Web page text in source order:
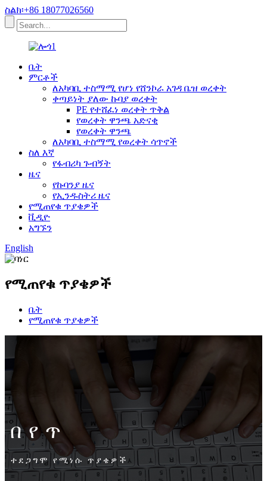
ስልክ፡+86 18077026560
ቤት
ምርቶች
ለአካባቢ ተስማሚ የሆነ የሸንኮራ አገዳ ቤዝ ወረቀት
ቀጣይነት ያለው ኩባያ ወረቀት
PE የተሸፈነ ወረቀት ጥቅል
የወረቀት ዋንጫ አድናቂ
የወረቀት ዋንጫ
ለአካባቢ ተስማሚ የወረቀት ሳጥኖች
ስለ እኛ
የፋብሪካ ጉብኝት
ዜና
የኩባንያ ዜና
የኢንዱስትሪ ዜና
የሚጠየቁ ጥያቄዎች
ቪዲዮ
አግኙን
English
የሚጠየቁ ጥያቄዎች
ቤት
የሚጠየቁ ጥያቄዎች
በየጥ
ተደጋግሞ የሚነሱ ጥያቄዎች